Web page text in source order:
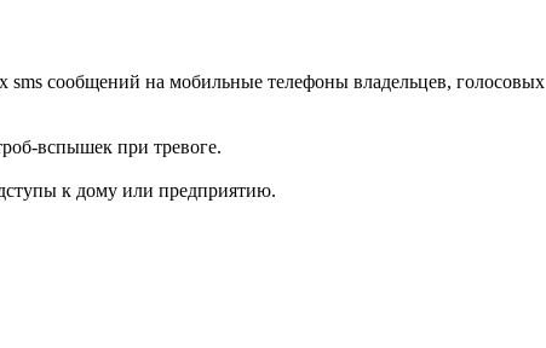
сообщений на мобильные телефоны владельцев, голосовых
вспышек при тревоге.
к дому или предприятию.